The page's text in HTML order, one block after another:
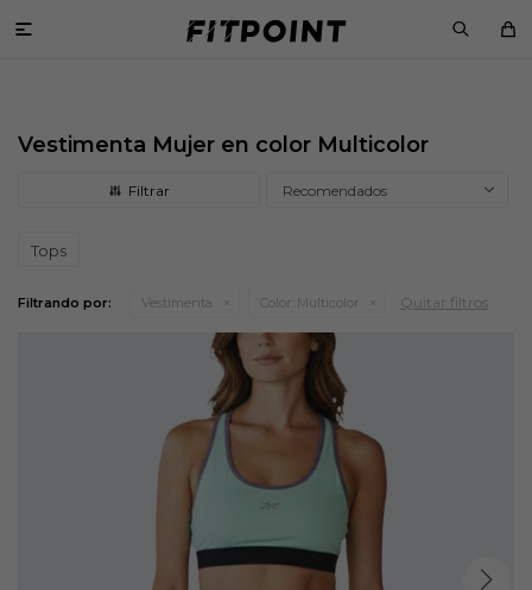

Vestimenta Mujer en color Multicolor
Recomendados
Tops
Filtrando por: Vestimenta Color: Multicolor Quitar filtros